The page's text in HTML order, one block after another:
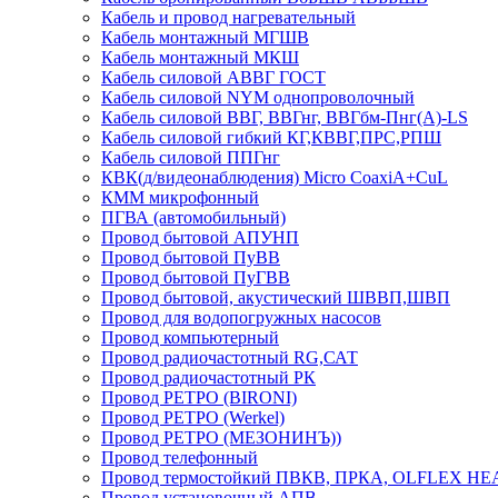
Кабель и провод нагревательный
Кабель монтажный МГШВ
Кабель монтажный МКШ
Кабель силовой АВВГ ГОСТ
Кабель силовой NYM однопроволочный
Кабель силовой ВВГ, ВВГнг, ВВГбм-Пнг(А)-LS
Кабель силовой гибкий КГ,КВВГ,ПРС,РПШ
Кабель силовой ППГнг
КВК(д/видеонаблюдения) Micro CoaxiA+CuL
КММ микрофонный
ПГВА (автомобильный)
Провод бытовой АПУНП
Провод бытовой ПуВВ
Провод бытовой ПуГВВ
Провод бытовой, акустический ШВВП,ШВП
Провод для водопогружных насосов
Провод компьютерный
Провод радиочастотный RG,САТ
Провод радиочастотный РК
Провод РЕТРО (BIRONI)
Провод РЕТРО (Werkel)
Провод РЕТРО (МЕЗОНИНЪ))
Провод телефонный
Провод термостойкий ПВКВ, ПРКА, OLFLEX